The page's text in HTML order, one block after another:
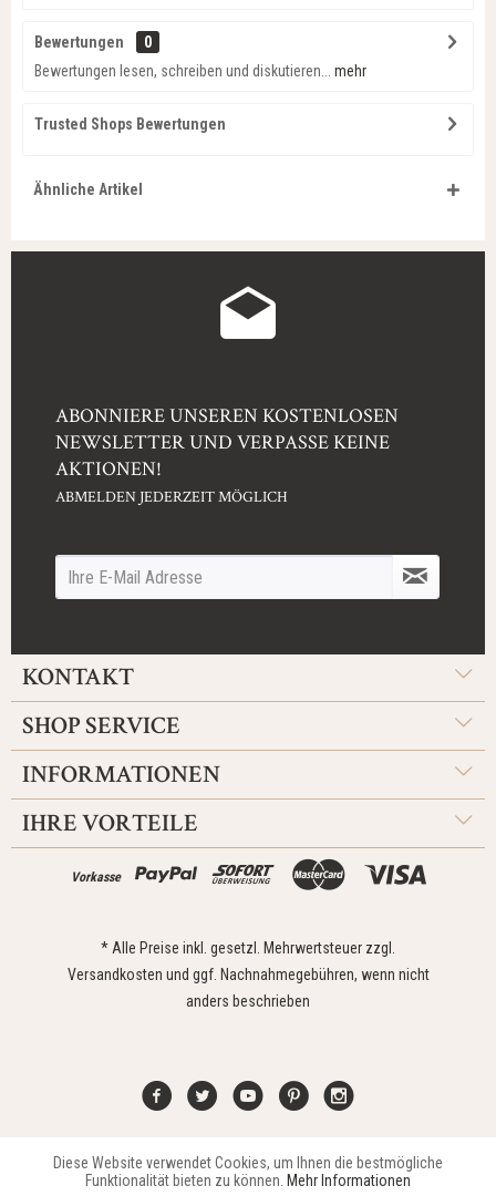
Bewertungen
0
Bewertungen lesen, schreiben und diskutieren...
mehr
Trusted Shops Bewertungen
Ähnliche Artikel
ABONNIERE UNSEREN KOSTENLOSEN
NEWSLETTER UND VERPASSE KEINE
AKTIONEN!
ABMELDEN JEDERZEIT MÖGLICH
KONTAKT
SHOP SERVICE
INFORMATIONEN
IHRE VORTEILE
Vorkasse
* Alle Preise inkl. gesetzl. Mehrwertsteuer zzgl.
Versandkosten und ggf. Nachnahmegebühren, wenn nicht
anders beschrieben
Kontakt Widerrufsrecht Impressum Versand Datenschutz
Funktionale Aktiv
Diese Website verwendet Cookies, um Ihnen die bestmögliche
Funktionalität bieten zu können. Mehr Informationen